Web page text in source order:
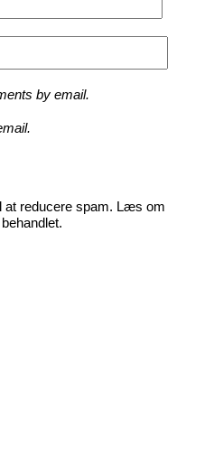
by email.
at reducere spam. Læs om
.